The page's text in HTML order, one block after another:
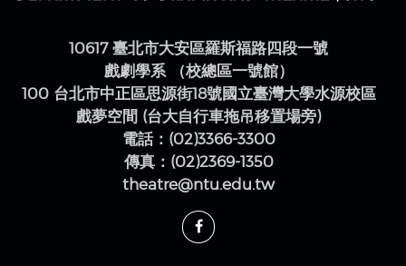
10617 臺北市大安區羅斯福路四段一號
戲劇學系 （校總區一號館）
100 台北市中正區思源街18號國立臺灣大學水源校區
戲夢空間 (台大自行車拖吊移置場旁)
電話：(02)3366-3300
傳真：(02)2369-1350
theatre@ntu.edu.tw